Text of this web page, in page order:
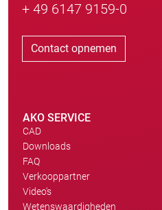
+ 49 6147 9159-0
Contact opnemen
AKO SERVICE
CAD
Downloads
FAQ
Verkooppartner
Video's
Wetenswaardigheden